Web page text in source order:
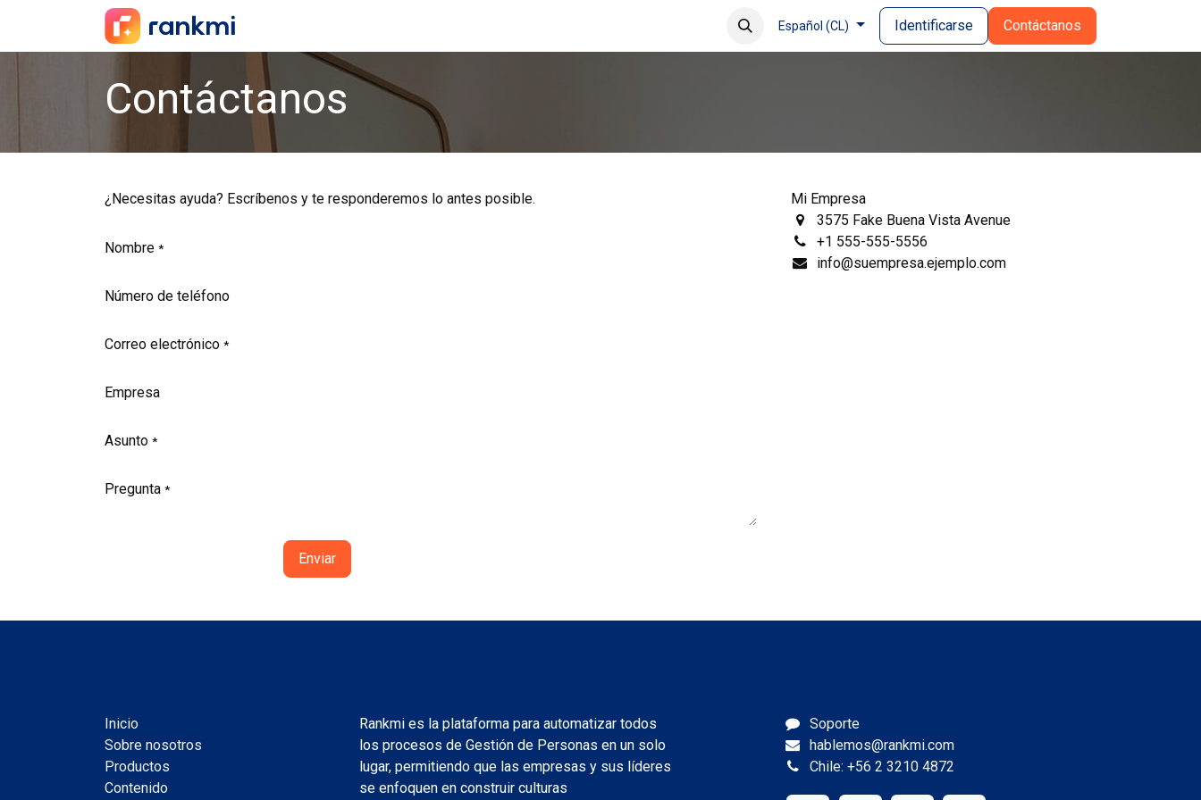
Español (CL) Identificarse Contáctanos
Contáctanos
¿Necesitas ayuda? Escríbenos y te responderemos lo antes posible.
Nombre *
Número de teléfono
Correo electrónico *
Empresa
Asunto *
Pregunta *
Enviar
Mi Empresa
3575 Fake Buena Vista Avenue
+1 555-555-5556
info@suempresa.ejemplo.com
Inicio
Sobre nosotros
Productos
Contenido
Rankmi es la plataforma para automatizar todos
los procesos de Gestión de Personas en un solo
lugar, permitiendo que las empresas y sus líderes
se enfoquen en construir culturas
Soporte
hablemos@rankmi.com
Chile: +56 2 3210 4872